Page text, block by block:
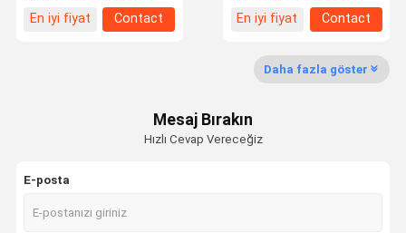
Kalite Kontrol
Bizimle
Iletişime
Haberler
Bir Teklif
Isteği
Deterjan Dolum Makinesi
Şampuan dolum makinası
En iyi fiyat
Contact
En iyi fiyat
Contact
Daha fazla göster
Mesaj Bırakın
Hızlı Cevap Vereceğiz
E-posta